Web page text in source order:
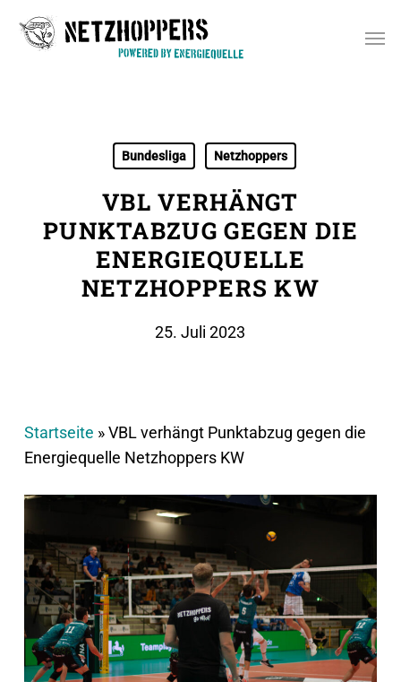
Bundesliga Netzhoppers
VBL VERHÄNGT
PUNKTABZUG GEGEN DIE
ENERGIEQUELLE
NETZHOPPERS KW
25. Juli 2023
Startseite »VBL verhängt Punktabzug gegen die
Energiequelle Netzhoppers KW